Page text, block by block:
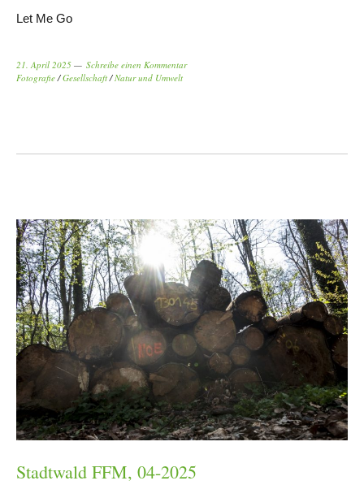
Let Me Go
21. April 2025
Schreibe einen Kommentar
Fotografie/Gesellschaft/Natur und Umwelt
Stadtwald FFM, 04-2025